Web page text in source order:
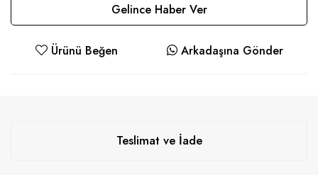
Gelince Haber Ver
Ürünü Beğen Arkadaşına Gönder
Teslimat ve İade